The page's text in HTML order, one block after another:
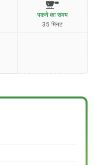
पकने का समय
35 मिनट